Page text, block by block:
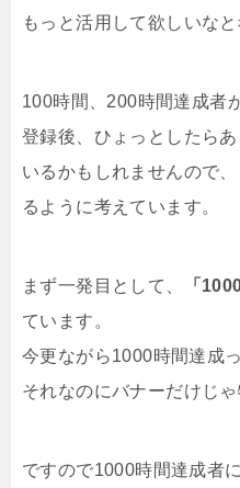
もっと活用して欲しいな
100時間、200時間達成者
登録後、ひょっとしたら
いるかもしれませんので
るように考えています。
まず一発目として、 「
ています。
今更ながら1000時間達成
それなのにバナーだけじ
ですので1000時間達成者